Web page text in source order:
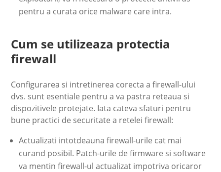
pentru a curata orice malware care intra.
Cum se utilizeaza protectia
firewall
Configurarea si intretinerea corecta a firewall-ului
dvs. sunt esentiale pentru a va pastra reteaua si
dispozitivele protejate. Iata cateva sfaturi pentru
bune practici de securitate a retelei firewall:
Actualizati intotdeauna firewall-urile cat mai
curand posibil. Patch-urile de firmware si software
va mentin firewall-ul actualizat impotriva oricaror